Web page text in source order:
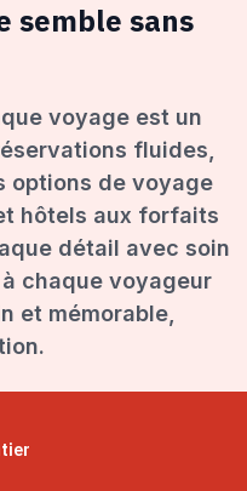
semble sans
voyage est un
fluides,
options de voyage
hôtels aux forfaits
détail avec soin
chaque voyageur
et mémorable,